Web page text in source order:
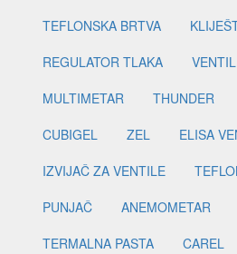
TEFLONSKA BRTVA
REGULATOR TLAKA
VENTIL
MULTIMETAR
THUNDER
CUBIGEL
ZEL
ELISA
IZVIJAČ ZA VENTILE
PUNJAČ
ANEMOMETAR
TERMALNA PASTA
CAREL